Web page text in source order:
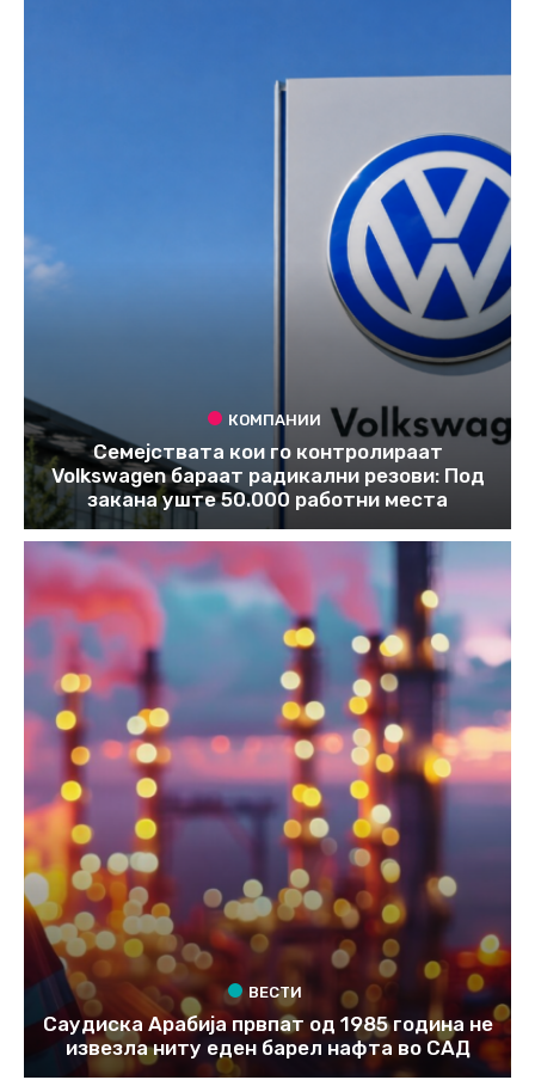
КОМПАНИИ
Семејствата кои го контролираат
Volkswagen бараат радикални резови: Под
закана уште 50.000 работни места
ВЕСТИ
Саудиска Арабија првпат од 1985 година не
извезла ниту еден барел нафта во САД